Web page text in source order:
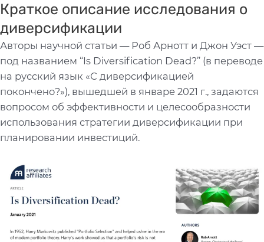
Краткое описание исследования о
диверсификации
Авторы научной статьи — Роб Арнотт и Джон Уэст —
под названием “Is Diversification Dead?” (в переводе
на русский язык «С диверсификацией
покончено?»), вышедшей в январе 2021 г., задаются
вопросом об эффективности и целесообразности
использования стратегии диверсификации при
планировании инвестиций.